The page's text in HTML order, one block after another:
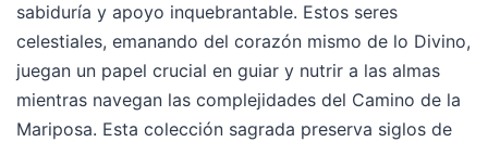
sabiduría y apoyo inquebrantable. Estos seres
celestiales, emanando del corazón mismo de lo Divino,
juegan un papel crucial en guiar y nutrir a las almas
mientras navegan las complejidades del Camino de la
Mariposa. Esta colección sagrada preserva siglos de